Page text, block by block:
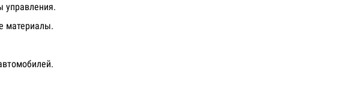
управления.
материалы.